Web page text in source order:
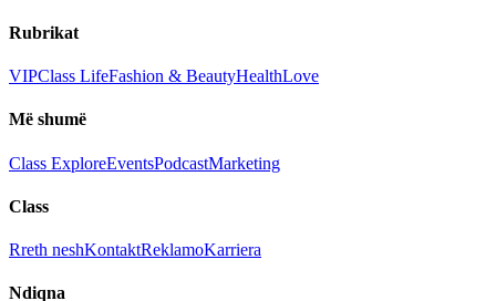
Rubrikat
VIPClass LifeFashion & BeautyHealthLove
Më shumë
Class ExploreEventsPodcastMarketing
Class
Rreth neshKontaktReklamoKarriera
Ndiqna